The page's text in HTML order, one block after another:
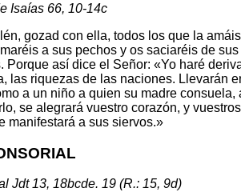
Isaías 66, 10-14c
gozad con ella, todos los que la
a sus pechos y os saciaréis de
Porque así dice el Señor: «Yo haré
las riquezas de las naciones. Llevarán
a un niño a quien su madre
se alegrará vuestro corazón, y
manifestará a sus siervos.»
Jdt 13, 18bcde. 19 (R.: 15, 9d)